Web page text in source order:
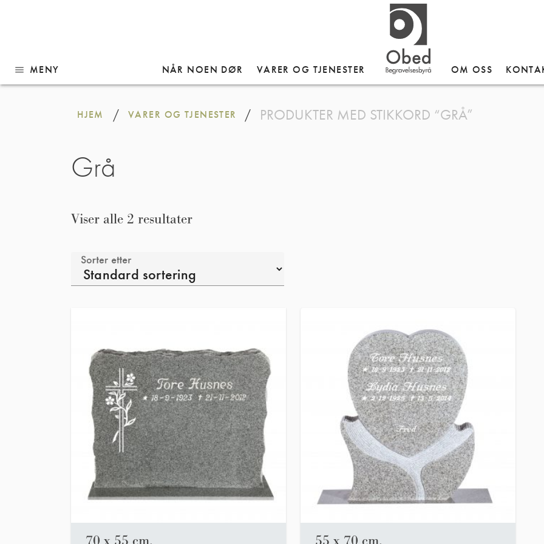
menu MENY NÅR NOEN DØR VARER OG TJENESTER OM OSS
Gå
HJEM / VARER OG TJENESTER / PRODUKTER MED STIKKORD “GRÅ”
Grå
Viser alle 2 resultater
Sorter etter